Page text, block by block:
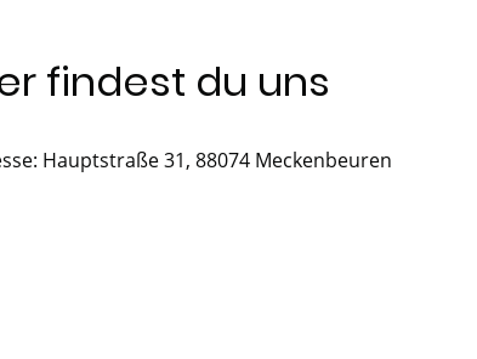
findest du uns
Hauptstraße 31, 88074 Meckenbeuren